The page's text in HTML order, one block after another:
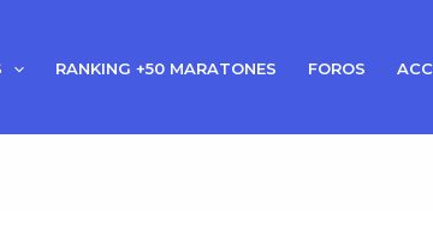
RANKING +50 MARATONES FOROS